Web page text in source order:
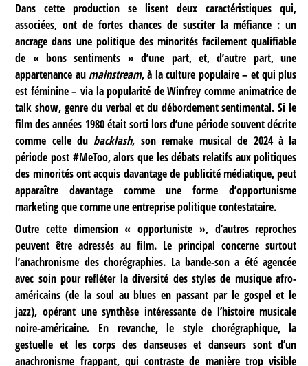
Dans cette production se lisent deux caractéristiques qui,
associées, ont de fortes chances de susciter la méfiance : un
ancrage dans une politique des minorités facilement qualifiable
de « bons sentiments » d’une part, et, d’autre part, une
appartenance au mainstream, à la culture populaire – et qui plus
est féminine – via la popularité de Winfrey comme animatrice de
talk show, genre du verbal et du débordement sentimental. Si le
film des années 1980 était sorti lors d’une période souvent décrite
comme celle du backlash, son remake musical de 2024 à la
période post #MeToo, alors que les débats relatifs aux politiques
des minorités ont acquis davantage de publicité médiatique, peut
apparaître davantage comme une forme d’opportunisme
marketing que comme une entreprise politique contestataire.
Outre cette dimension « opportuniste », d’autres reproches
peuvent être adressés au film. Le principal concerne surtout
l’anachronisme des chorégraphies. La bande-son a été agencée
avec soin pour refléter la diversité des styles de musique afro-
américains (de la soul au blues en passant par le gospel et le
jazz), opérant une synthèse intéressante de l’histoire musicale
noire-américaine. En revanche, le style chorégraphique, la
gestuelle et les corps des danseuses et danseurs sont d’un
anachronisme frappant, qui contraste de manière trop visible